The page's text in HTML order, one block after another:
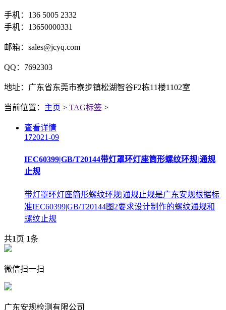
手机：136 5005 2332
手机：13650000331
邮箱：sales@jcyq.com
QQ：7692303
地址：广东省东莞市寮步镇松湖智谷F2栋11楼1102室
当前位置： 主页 > TAG标签 >
查看详情
172021-09
IEC60399|GB/T20144带灯罩环灯座筒形螺纹环规|通规
止规
带灯罩环灯座筒形螺纹环规|通规止规是广东安规根据标
准IEC60399|GB/T20144图2要求设计制作的螺纹通规和
螺纹止规
共1页 1条
微信扫一扫
广东安规检测有限公司